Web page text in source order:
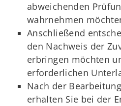
abweichenden
wahrnehmen
Anschließend
den Nachweis der
erbringen möchten
erforderlichen
Nach der
erhalten Sie bei der